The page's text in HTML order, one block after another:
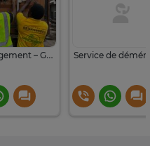
Déménagement – Garde-meuble Sécurisé